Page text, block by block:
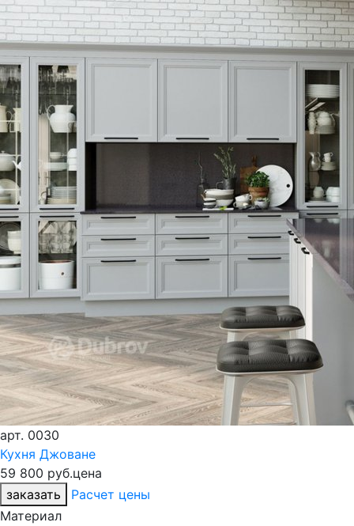
арт. 0030
Кухня Джоване
59 800 руб.цена
заказать
Расчет цены
Материал